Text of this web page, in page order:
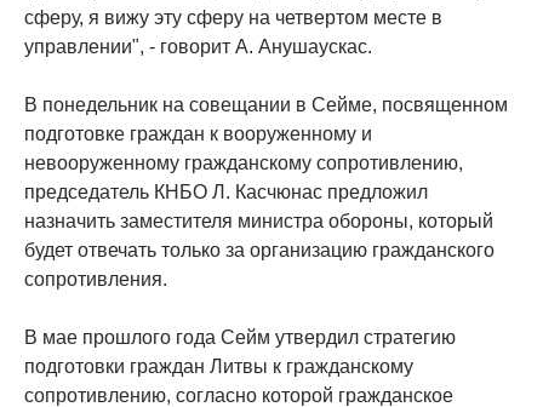
сферу, я вижу эту сферу на четвертом месте в
управлении", - говорит А. Анушаускас.
В понедельник на совещании в Сейме, посвященном
подготовке граждан к вооруженному и
невооруженному гражданскому сопротивлению,
председатель КНБО Л. Касчюнас предложил
назначить заместителя министра обороны, который
будет отвечать только за организацию гражданского
сопротивления.
В мае прошлого года Сейм утвердил стратегию
подготовки граждан Литвы к гражданскому
сопротивлению, согласно которой гражданское